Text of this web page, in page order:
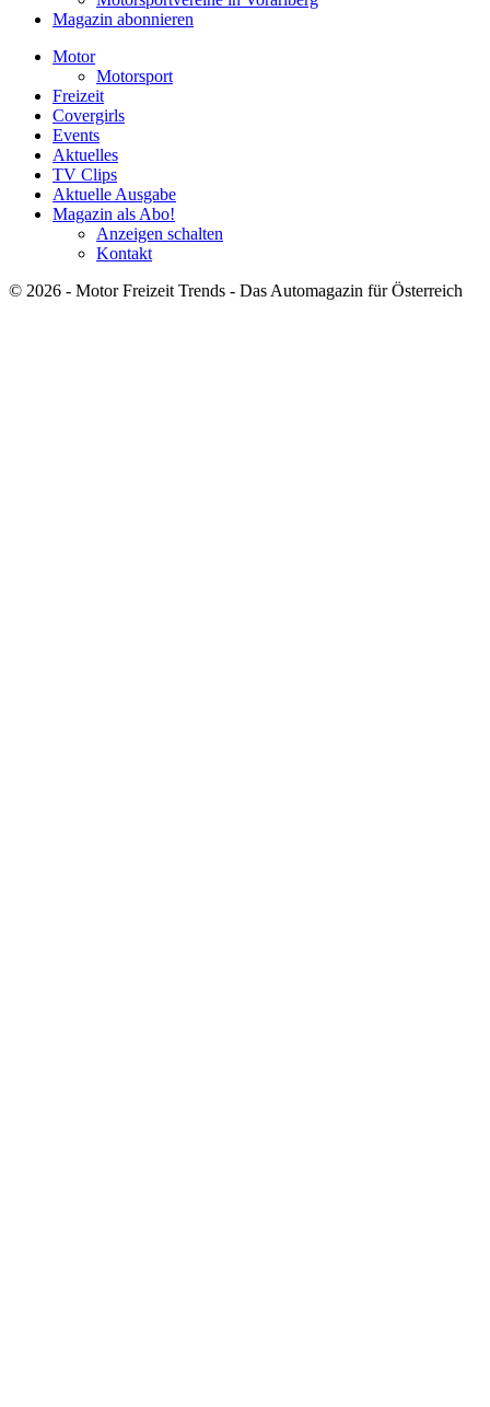
Magazin abonnieren
Motor
Motorsport
Freizeit
Covergirls
Events
Aktuelles
TV Clips
Aktuelle Ausgabe
Magazin als Abo!
Anzeigen schalten
Kontakt
© 2026 - Motor Freizeit Trends - Das Automagazin für Österreich